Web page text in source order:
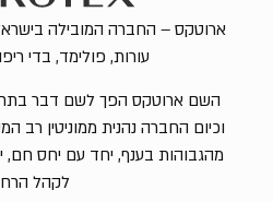
ארוטקס – החברה המובילה בישראל
עורות, פולימד, בדי
השם ארוטקס הפך לשם דבר
וכיום החברה נהנית ממוניטין רב
מהגבוהות בענף, יחד עם יחס חם,
לקהל